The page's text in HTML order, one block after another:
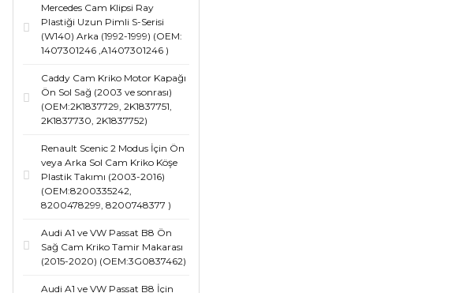
Mercedes Cam Klipsi Ray
Plastiği Uzun Pimli S-Serisi
(W140) Arka (1992-1999) (OEM:
1407301246 ,A1407301246 )
Caddy Cam Kriko Motor Kapağı
Ön Sol Sağ (2003 ve sonrası)
(OEM:2K1837729, 2K1837751,
2K1837730, 2K1837752)
Renault Scenic 2 Modus İçin Ön
veya Arka Sol Cam Kriko Köşe
Plastik Takımı (2003-2016)
(OEM:8200335242,
8200478299, 8200748377 )
Audi A1 ve VW Passat B8 Ön
Sağ Cam Kriko Tamir Makarası
(2015-2020) (OEM:3G0837462)
Audi A1 ve VW Passat B8 İçin